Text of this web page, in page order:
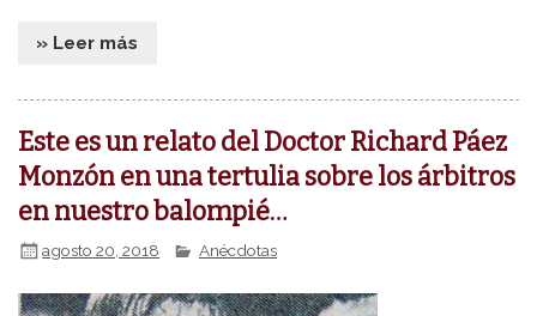
» Leer más
Este es un relato del Doctor Richard Páez
Monzón en una tertulia sobre los árbitros
en nuestro balompié…
agosto 20, 2018 Anécdotas